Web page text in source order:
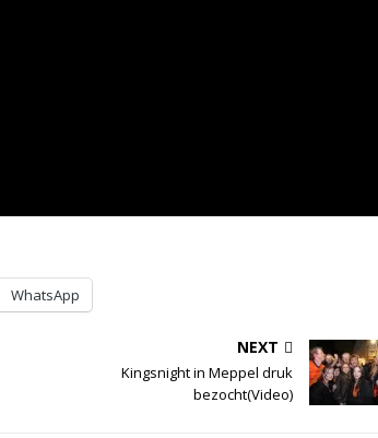
WhatsApp
NEXT
Kingsnight in Meppel druk
bezocht(Video)